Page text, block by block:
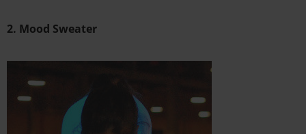
2. Mood Sweater